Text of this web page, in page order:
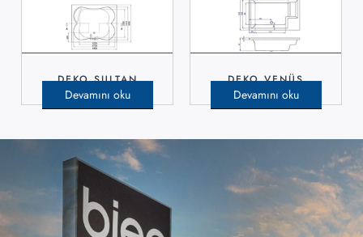
DEKO SULTAN
Devamını oku
DEKO VENÜS
Devamını oku